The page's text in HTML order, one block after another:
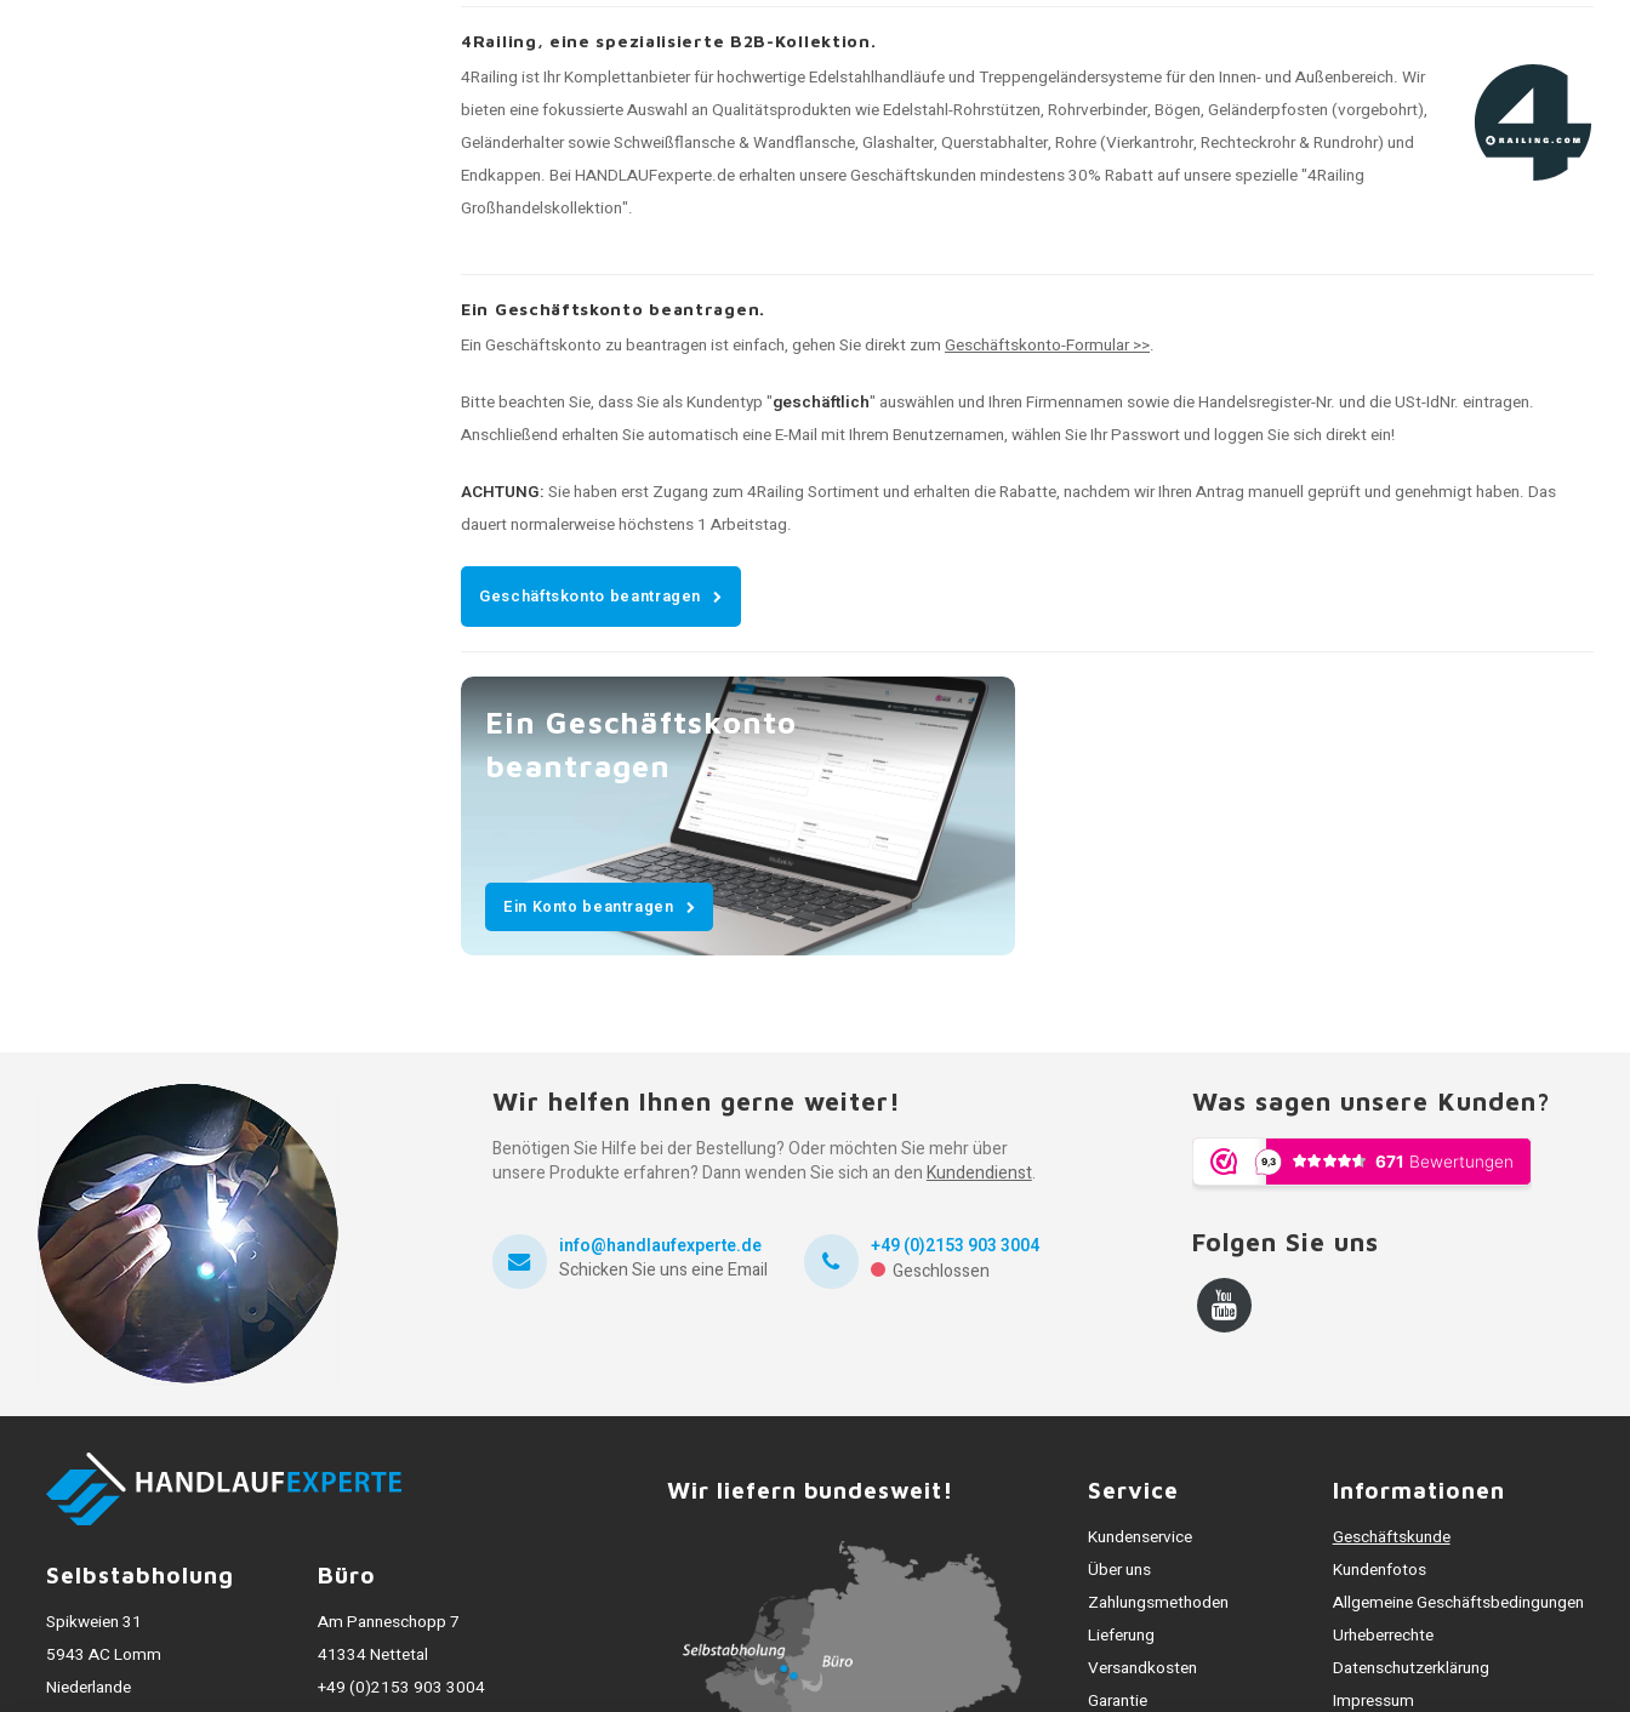
4Railing, eine spezialisierte B2B-Kollektion.
4Railing ist Ihr Komplettanbieter für hochwertige Edelstahlhandläufe und Treppengeländersysteme für den Innen- und Außenbereich. Wir
bieten eine fokussierte Auswahl an Qualitätsprodukten wie Edelstahl-Rohrstützen, Rohrverbinder, Bögen, Geländerpfosten (vorgebohrt),
Geländerhalter sowie Schweißflansche & Wandflansche, Glashalter, Querstabhalter, Rohre (Vierkantrohr, Rechteckrohr & Rundrohr) und
Endkappen. Bei HANDLAUFexperte.de erhalten unsere Geschäftskunden mindestens 30% Rabatt auf unsere spezielle "4Railing
Großhandelskollektion".
Ein Geschäftskonto beantragen.
Ein Geschäftskonto zu beantragen ist einfach, gehen Sie direkt zum Geschäftskonto-Formular >>.
Bitte beachten Sie, dass Sie als Kundentyp "geschäftlich" auswählen und Ihren Firmennamen sowie die Handelsregister-Nr. und die USt-IdNr. eintragen.
Anschließend erhalten Sie automatisch eine E-Mail mit Ihrem Benutzernamen, wählen Sie Ihr Passwort und loggen Sie sich direkt ein!
ACHTUNG: Sie haben erst Zugang zum 4Railing Sortiment und erhalten die Rabatte, nachdem wir Ihren Antrag manuell geprüft und genehmigt haben. Das
dauert normalerweise höchstens 1 Arbeitstag.
Geschäftskonto beantragen
Ein Geschäftskonto
beantragen
Ein Konto beantragen
Wir helfen Ihnen gerne weiter!
Benötigen Sie Hilfe bei der Bestellung? Oder möchten Sie mehr über
unsere Produkte erfahren? Dann wenden Sie sich an denKundendienst.
info@handlaufexperte.de
Schicken Sie uns eine Email
+49 (0)2153 903 3004
Geschlossen
Was sagen unsere Kunden?
Folgen Sie uns
Selbstabholung
Spikweien 31
5943 AC Lomm
Niederlande
Büro
Am Panneschopp 7
41334 Nettetal
+49 (0)2153 903 3004
Wir liefern bundesweit! Service
Kundenservice
Über uns
Zahlungsmethoden
Lieferung
Versandkosten
Garantie
Informationen
Geschäftskunde
Kundenfotos
Allgemeine Geschäftsbedingungen
Urheberrechte
Datenschutzerklärung
Impressum